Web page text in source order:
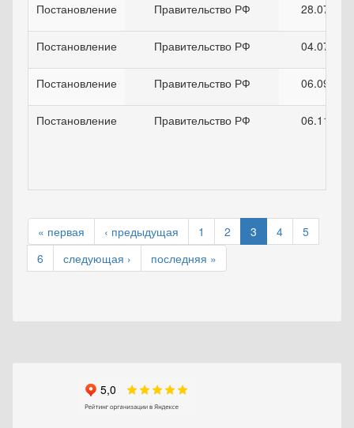
Постановление Правительство РФ
Постановление Правительство РФ
Постановление Правительство РФ
Постановление Правительство РФ
« первая ‹ предыдущая 1 2 3 4
5
6
следующая › последняя »